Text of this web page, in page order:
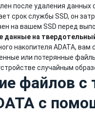
после удаления данных
срок службы SSD, он
на вашем SSD перед
данные на
накопителя ADATA, вам
или потерянные
случайным
файлов с
с